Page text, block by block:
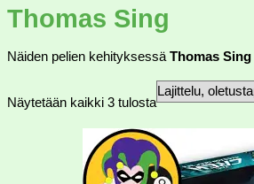
Thomas Sing
Näiden pelien kehityksessä Thomas Sing
Näytetään kaikki 3 tulosta